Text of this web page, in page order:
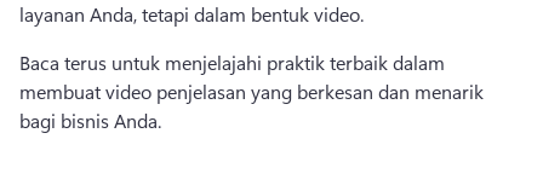
layanan Anda, tetapi dalam bentuk video.
Baca terus untuk menjelajahi praktik terbaik dalam
membuat video penjelasan yang berkesan dan menarik
bagi bisnis Anda.